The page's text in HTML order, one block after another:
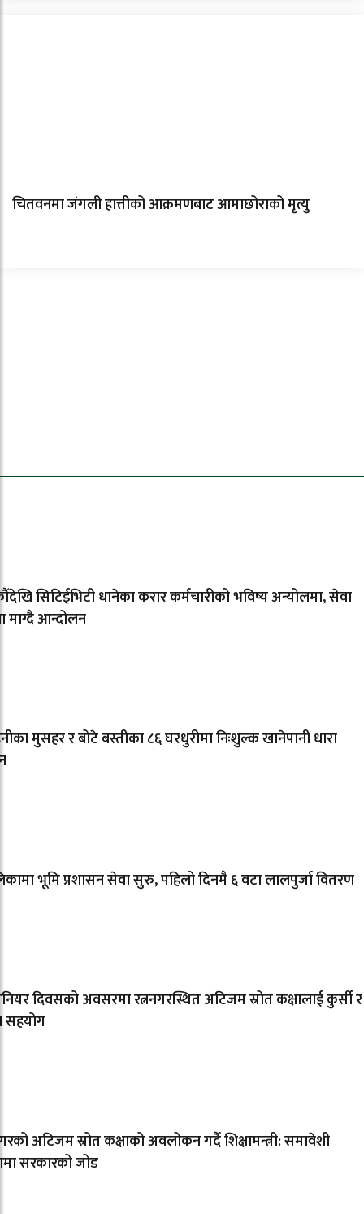
चितवनमा जंगली हात्तीको आक्रमणबाट आमाछोराको मृत्यु
सिटिईभिटी धानेका करार कर्मचारीको भविष्य अन्योलमा, सेवा
माग्दै आन्दोलन
मुसहर र बोटे बस्तीका ८६ घरधुरीमा निःशुल्क खानेपानी धारा
भूमि प्रशासन सेवा सुरु, पहिलो दिनमै ६ वटा लालपुर्जा वितरण
दिवसको अवसरमा रत्ननगरस्थित अटिजम स्रोत कक्षालाई कुर्सी र
अटिजम स्रोत कक्षाको अवलोकन गर्दै शिक्षामन्त्री: समावेशी
सरकारको जोड